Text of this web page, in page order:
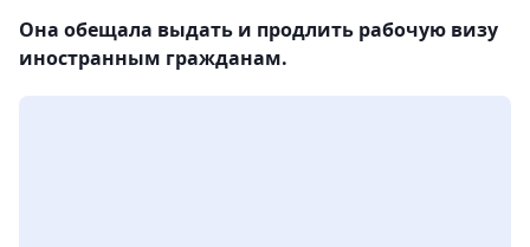
Она обещала выдать и продлить рабочую визу
иностранным гражданам.